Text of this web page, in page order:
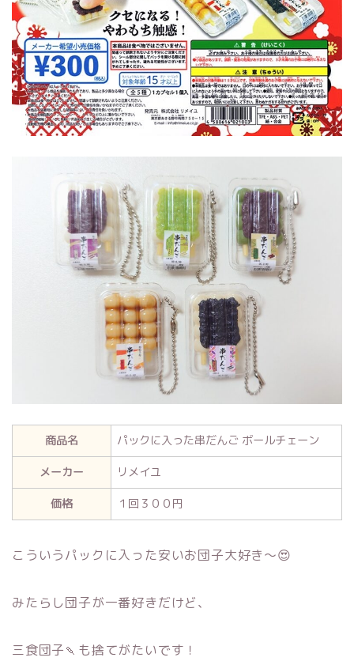
商品名
パックに入った串だんご ボールチェーン
メーカー
リメイユ
価格
１回３００円
こういうパックに入った安いお団子大好き～😍
みたらし団子が一番好きだけど、
三食団子🍡も捨てがたいです！